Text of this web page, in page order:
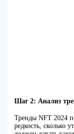
Шаг 2: Анализ
Тренды NFT 2024
редкость, сколько